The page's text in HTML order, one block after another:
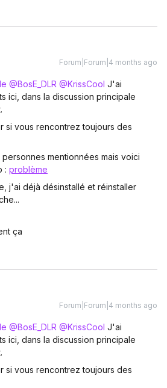
Forum|Forum|4 months ago
@BosE_DLR @KrissCool J'ai
ici, dans la discussion principale
si vous rencontrez toujours des
mentionnées mais voici
: problème
j'ai déjà désinstallé et réinstaller
ça
Forum|Forum|4 months ago
@BosE_DLR @KrissCool J'ai
ici, dans la discussion principale
si vous rencontrez toujours des